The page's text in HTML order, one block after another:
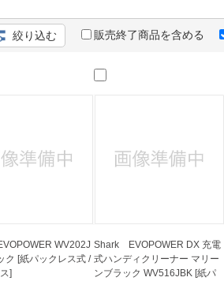
用ガイド
ある質問・お問合せ
絞り込む 販売終了商品を含める
WV202J
ク [紙パックレス式 /
]
Shark EVOPOWER DX 充電
式ハンディクリーナー マリー
ンブラック WV516JBK [紙パ